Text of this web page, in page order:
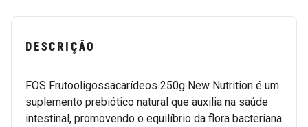
DESCRIÇÃO
FOS Frutooligossacarídeos 250g New Nutrition é um
suplemento prebiótico natural que auxilia na saúde
intestinal, promovendo o equilíbrio da flora bacteriana